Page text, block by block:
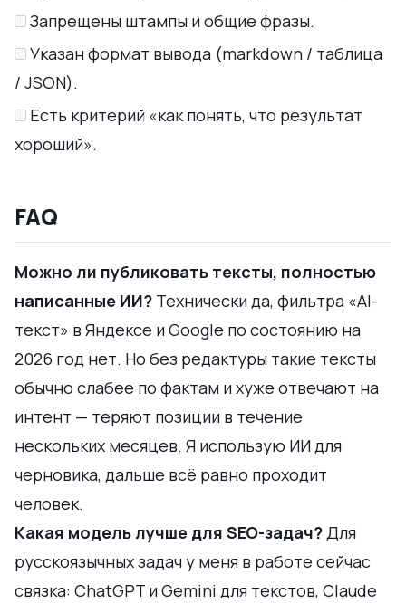
Запрещены штампы и общие фразы.
Указан формат вывода (markdown / таблица
/ JSON).
Есть критерий «как понять, что результат
хороший».
FAQ
Можно ли публиковать тексты, полностью
написанные ИИ? Технически да, фильтра «AI-
текст» в Яндексе и Google по состоянию на
2026 год нет. Но без редактуры такие тексты
обычно слабее по фактам и хуже отвечают на
интент — теряют позиции в течение
нескольких месяцев. Я использую ИИ для
черновика, дальше всё равно проходит
человек.
Какая модель лучше для SEO-задач?Для
русскоязычных задач у меня в работе сейчас
связка: ChatGPT и Gemini для текстов, Claude